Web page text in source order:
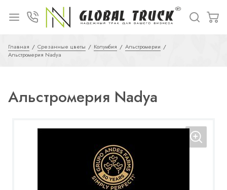
Главная Срезанные цветы Колумбия
Альстромерии
Альстромерия Nadya
Альстромерия Nadya